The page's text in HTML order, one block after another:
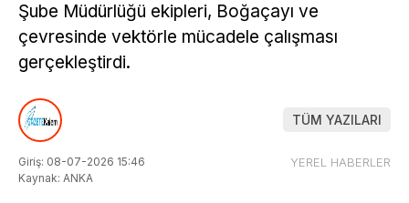
Şube Müdürlüğü ekipleri, Boğaçayı ve
çevresinde vektörle mücadele çalışması
gerçekleştirdi.
TÜM YAZILARI
Giriş: 08-07-2026 15:46
Kaynak: ANKA
YEREL HABERLER